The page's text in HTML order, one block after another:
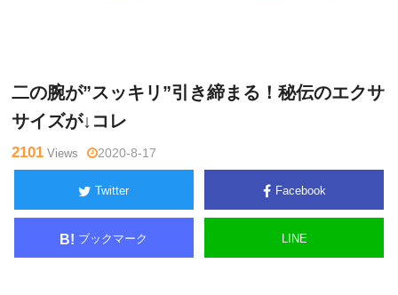
二の腕が”スッキリ”引き締まる！秘伝のエクサ
サイズが↓コレ
2101 Views 2020-8-17
Twitter Facebook
B! ブックマーク LINE